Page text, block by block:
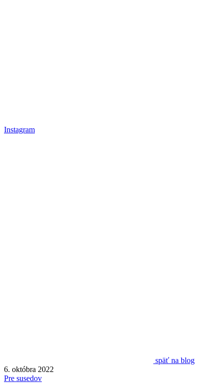
Instagram
späť na blog
6. októbra 2022
Pre susedov